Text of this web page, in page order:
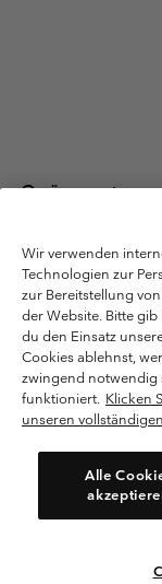
Österreich
Columbia
Bergheim, Salzburg
Nutzungsbedingungen
Datenschutzerklärung
Bestimmungen und
Cookies
Kundenservice: Mo-
(+)43720880525
Wir verwenden
Technologien zur
zur Bereitstellung
der Website. Bitte
du den Einsatz
Cookies ablehnst,
zwingend notwendig
funktioniert. Klicken
unseren
Alle
Bitte